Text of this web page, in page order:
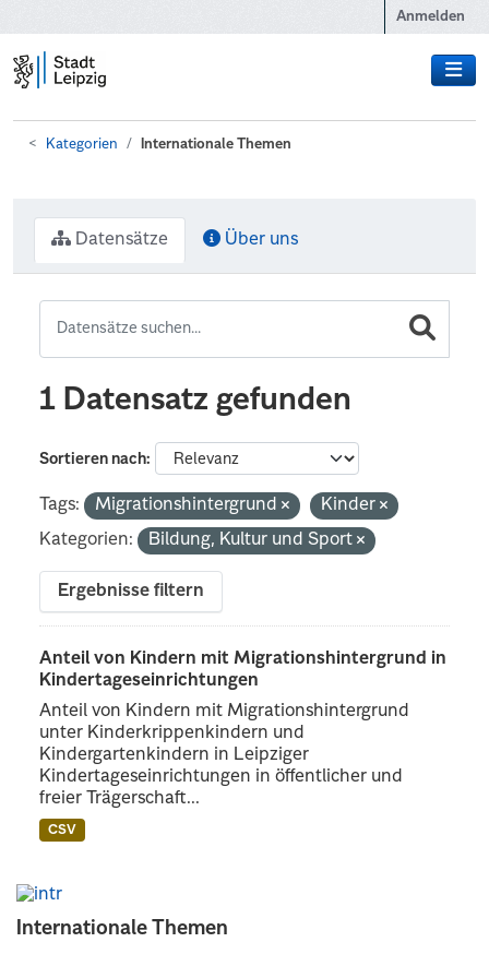
Anmelden
Kategorien Internationale Themen
Internationale Themen
Datensätze Über uns
1 Datensatz gefunden
Sortieren nach
Tags: Migrationshintergrund
Kinder
Kategorien:
Bildung, Kultur und Sport
Ergebnisse filtern
Anteil von Kindern mit Migrationshintergrund in
Kindertageseinrichtungen
Anteil von Kindern mit Migrationshintergrund
unter Kinderkrippenkindern und
Kindergartenkindern in Leipziger
Kindertageseinrichtungen in öffentlicher und
freier Trägerschaft...
CSV